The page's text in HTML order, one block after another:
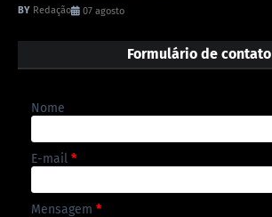
Redação 07 agosto
Formulário de contato
Nome
E-mail *
Mensagem *